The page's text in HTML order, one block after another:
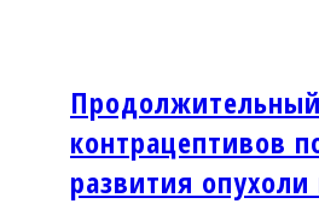
контрацептивов
развития